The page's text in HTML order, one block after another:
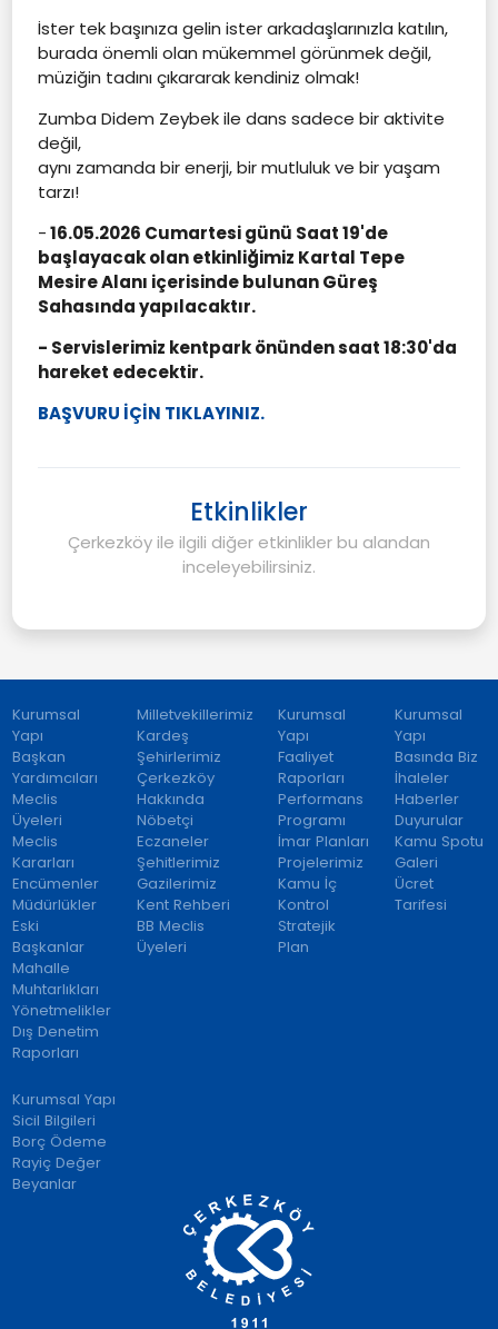
İster tek başınıza gelin ister arkadaşlarınızla katılın,
burada önemli olan mükemmel görünmek değil,
müziğin tadını çıkararak kendiniz olmak!
Zumba Didem Zeybek ile dans sadece bir aktivite
değil,
aynı zamanda bir enerji, bir mutluluk ve bir yaşam
tarzı!
-16.05.2026 Cumartesi günü Saat 19'de
başlayacak olan etkinliğimiz Kartal Tepe
Mesire Alanı içerisinde bulunan Güreş
Sahasında yapılacaktır.
- Servislerimiz kentpark önünden saat 18:30'da
hareket edecektir.
BAŞVURU İÇİN TIKLAYINIZ.
Etkinlikler
Çerkezköy ile ilgili diğer etkinlikler bu alandan
inceleyebilirsiniz.
Kurumsal
Yapı
Başkan
Yardımcıları
Meclis
Üyeleri
Meclis
Kararları
Encümenler
Müdürlükler
Eski
Başkanlar
Mahalle
Muhtarlıkları
Yönetmelikler
Dış Denetim
Raporları
Milletvekillerimiz
Kardeş
Şehirlerimiz
Çerkezköy
Hakkında
Nöbetçi
Eczaneler
Şehitlerimiz
Gazilerimiz
Kent Rehberi
BB Meclis
Üyeleri
Kurumsal
Yapı
Faaliyet
Raporları
Performans
Programı
İmar Planları
Projelerimiz
Kamu İç
Kontrol
Stratejik
Plan
Kurumsal
Yapı
Basında Biz
İhaleler
Haberler
Duyurular
Kamu Spotu
Galeri
Ücret
Tarifesi
Kurumsal Yapı
Sicil Bilgileri
Borç Ödeme
Rayiç Değer
Beyanlar